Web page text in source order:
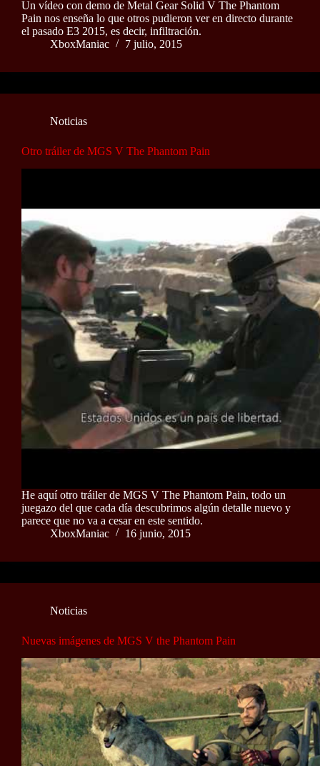
Un vídeo con demo de Metal Gear Solid V The Phantom
Pain nos enseña lo que otros pudieron ver en directo durante
el pasado E3 2015, es decir, infiltración.
XboxManiac
7 julio, 2015
Noticias
Otro tráiler de MGS V The Phantom Pain
He aquí otro tráiler de MGS V The Phantom Pain, todo un
juegazo del que cada día descubrimos algún detalle nuevo y
parece que no va a cesar en este sentido.
XboxManiac
16 junio, 2015
Noticias
Nuevas imágenes de MGS V the Phantom Pain